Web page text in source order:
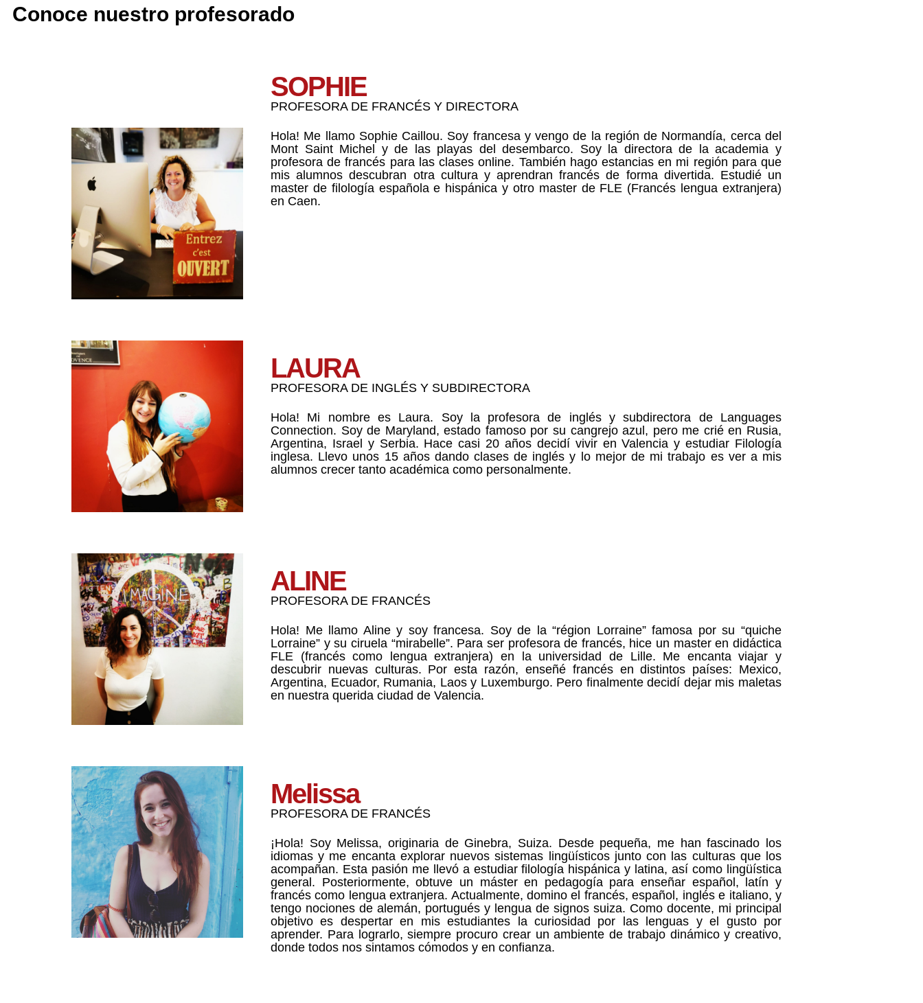
Conoce nuestro profesorado
SOPHIE
PROFESORA DE FRANCÉS Y DIRECTORA
Hola! Me llamo Sophie Caillou. Soy francesa y vengo de la región de Normandía, cerca del
Mont Saint Michel y de las playas del desembarco. Soy la directora de la academia y
profesora de francés para las clases online. También hago estancias en mi región para que
mis alumnos descubran otra cultura y aprendran francés de forma divertida. Estudié un
master de filología española e hispánica y otro master de FLE (Francés lengua extranjera)
en Caen.
LAURA​
PROFESORA DE INGLÉS Y SUBDIRECTORA​
Hola! Mi nombre es Laura. Soy la profesora de inglés y subdirectora de Languages
Connection. Soy de Maryland, estado famoso por su cangrejo azul, pero me crié en Rusia,
Argentina, Israel y Serbia. Hace casi 20 años decidí vivir en Valencia y estudiar Filología
inglesa. Llevo unos 15 años dando clases de inglés y lo mejor de mi trabajo es ver a mis
alumnos crecer tanto académica como personalmente.
ALINE
PROFESORA DE FRANCÉS
Hola! Me llamo Aline y soy francesa. Soy de la “région Lorraine” famosa por su “quiche
Lorraine” y su ciruela “mirabelle”. Para ser profesora de francés, hice un master en didáctica
FLE (francés como lengua extranjera) en la universidad de Lille. Me encanta viajar y
descubrir nuevas culturas. Por esta razón, enseñé francés en distintos países: Mexico,
Argentina, Ecuador, Rumania, Laos y Luxemburgo. Pero finalmente decidí dejar mis maletas
en nuestra querida ciudad de Valencia.
Melissa
PROFESORA DE FRANCÉS
¡Hola! Soy Melissa, originaria de Ginebra, Suiza. Desde pequeña, me han fascinado los
idiomas y me encanta explorar nuevos sistemas lingüísticos junto con las culturas que los
acompañan. Esta pasión me llevó a estudiar filología hispánica y latina, así como lingüística
general. Posteriormente, obtuve un máster en pedagogía para enseñar español, latín y
francés como lengua extranjera. Actualmente, domino el francés, español, inglés e italiano, y
tengo nociones de alemán, portugués y lengua de signos suiza. Como docente, mi principal
objetivo es despertar en mis estudiantes la curiosidad por las lenguas y el gusto por
aprender. Para lograrlo, siempre procuro crear un ambiente de trabajo dinámico y creativo,
donde todos nos sintamos cómodos y en confianza.